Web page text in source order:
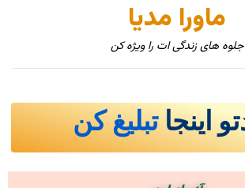
ماورا مدیا
جلوه های زندگی ات را ویژه کن
اینجا تبلیغ کن